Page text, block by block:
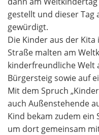
gestellt und dieser Tag
gewürdigt.
Die Kinder aus der
Straße malten am
kinderfreundliche Welt
Bürgersteig sowie auf
Mit dem Spruch
auch Außenstehende
Kind bekam zudem ein
um dort gemeinsam